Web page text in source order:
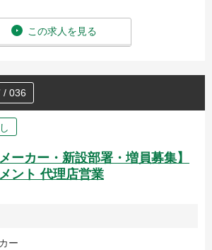
この求人を見る
/ 036
ーカー・新設部署・増員募集】
ント 代理店営業
ー